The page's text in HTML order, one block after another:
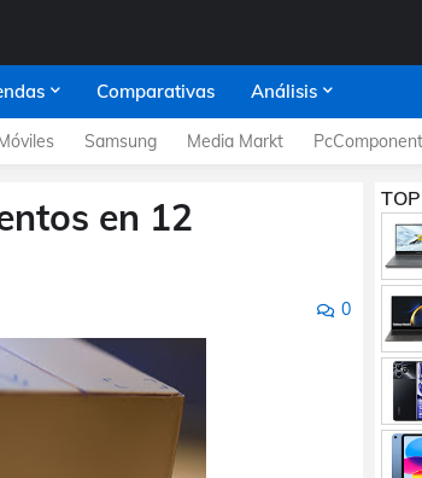
Comparativas Análisis
Samsung Media Markt
en 12
0